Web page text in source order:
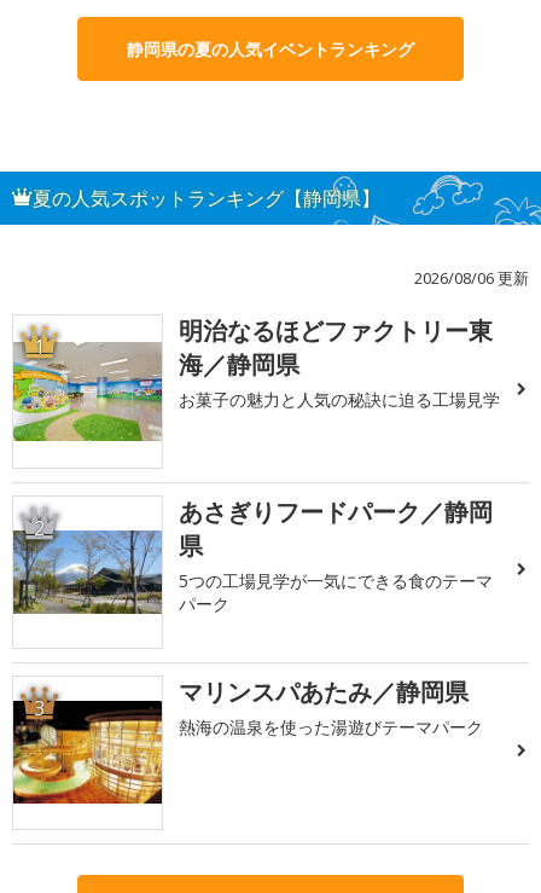
静岡県の夏の人気イベントランキング
夏の人気スポットランキング【静岡県】
2026/08/06 更新
1
明治なるほどファクトリー東
海／静岡県
お菓子の魅力と人気の秘訣に迫る工場見学
2
あさぎりフードパーク／静岡
県
5つの工場見学が一気にできる食のテーマ
パーク
3 マリンスパあたみ／静岡県
熱海の温泉を使った湯遊びテーマパーク